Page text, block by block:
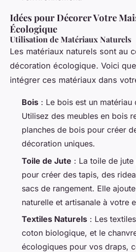
Idées pour Décorer Votre
Écologique
Utilisation de Matériaux Naturels
Les matériaux naturels sont au
décoration écologique. Voici
intégrer ces matériaux dans
Bois : Le bois est un matériau
Utilisez des meubles en bois
planches de bois pour créer
décoration uniques.
Toile de Jute : La toile de
pour créer des tapis, des
sacs de rangement. Elle
naturelle et artisanale à votre
Textiles Naturels : Les
coton biologique, et le
écologiques pour vos draps,